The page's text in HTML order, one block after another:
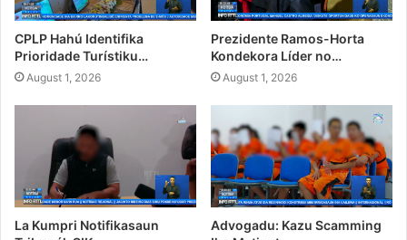
CPLP Hahú Identifika
Prioridade Turístiku…
August 1, 2026
Prezidente Ramos-Horta
Kondekora Líder no…
August 1, 2026
La Kumpri Notifikasaun
Advogadu: Kazu Scamming